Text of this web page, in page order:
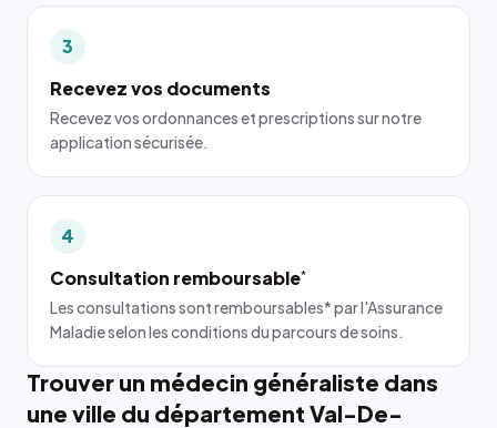
3
Recevez vos documents
Recevez vos ordonnances et prescriptions sur notre
application sécurisée.
4
Consultation remboursable*
Les consultations sont remboursables* par l'Assurance
Maladie selon les conditions du parcours de soins.
Trouver un médecin généraliste dans
une ville du département Val-De-